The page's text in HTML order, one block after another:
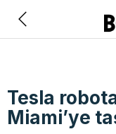
Tesla
Miami’ye